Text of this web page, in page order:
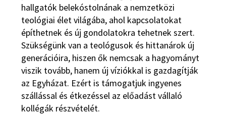
hallgatók belekóstolnának a nemzetközi
teológiai élet világába, ahol kapcsolatokat
építhetnek és új gondolatokra tehetnek szert.
Szükségünk van a teológusok és hittanárok új
generációira, hiszen ők nemcsak a hagyományt
viszik tovább, hanem új víziókkal is gazdagítják
az Egyházat. Ezért is támogatjuk ingyenes
szállással és étkezéssel az előadást vállaló
kollégák részvételét.